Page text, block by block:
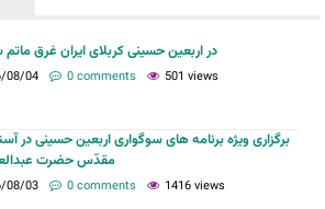
در اربعین حسینی کربلای ایران غرق
08/04 0 comments 501 views
برگزاری ویژه برنامه های سوگواری اربعین حسینی در
مقدّس حضرت
08/03 0 comments 1416 views